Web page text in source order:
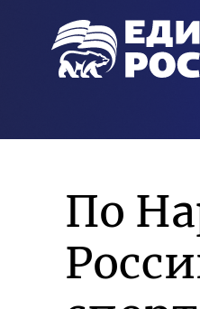
По